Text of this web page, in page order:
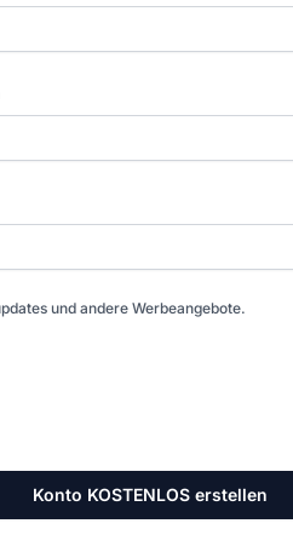
und andere Werbeangebote.
Konto KOSTENLOS erstellen